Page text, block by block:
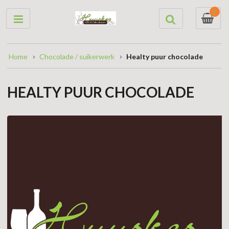
0
Home Chocolade / suikerwerk Healty puur chocolade
HEALTY PUUR CHOCOLADE